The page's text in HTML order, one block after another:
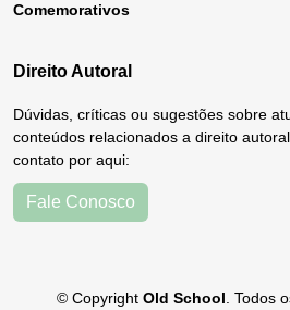
Comemorativos
Direito Autoral
Dúvidas, críticas ou sugestões sobre
conteúdos relacionados a direito
contato por aqui:
Fale Conosco
© Copyright Old School . Todos